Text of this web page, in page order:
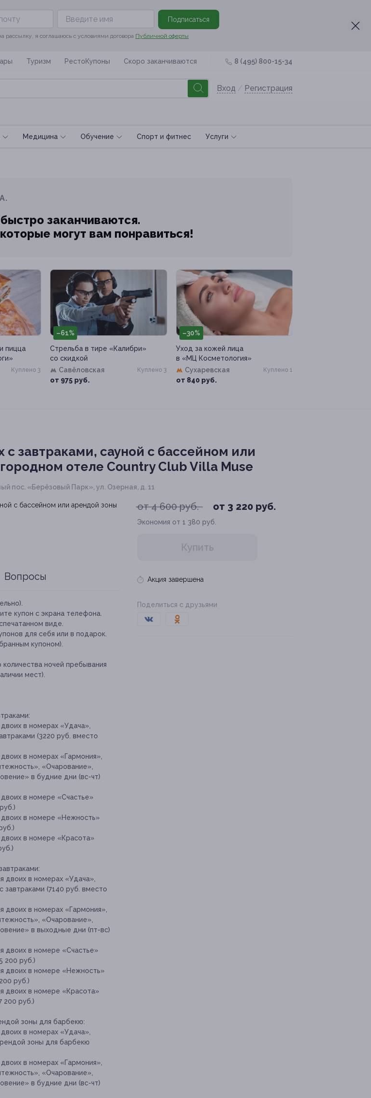
Подписаться
рассылку, я соглашаюсь с условиями договора Публичной оферты
Туризм РестоКупоны Скоро заканчиваются 8 (495) 800-15-34
Вход / Регистрация
Медицина Обучение Спoрт и фитнес Услуги
заканчиваются.
могут вам понравиться!
пицца
Куплено 3
–61%
Стрельба в тире «Калибри»
со скидкой
Савёловская
от 975 руб.
Куплено 3
–30%
Уход за кожей лица
в «МЦ Косметология»
Сухаревская
от 840 руб.
Куплено 1
с завтраками, сауной с бассейном или
отеле Country Сlub Villa Muse
пос. «Берёзовый Парк», ул. Озерная, д. 11
от 4 600 руб. от 3 220 руб.
Экономия от 1 380 руб.
Купить
Акция завершена
Поделиться с друзьями
Вопросы
купон с экрана телефона.
виде.
для себя или в подарок.
купоном).
ночей пребывания
мест).
в номерах «Удача»,
(3220 руб. вместо
в номерах «Гармония»,
«Очарование»,
в будние дни (вс-чт)
в номере «Счастье»
в номере «Нежность»
в номере «Красота»
двоих в номерах «Удача»,
(7140 руб. вместо
двоих в номерах «Гармония»,
«Очарование»,
в выходные дни (пт-вс)
двоих в номере «Счастье»
200 руб.)
двоих в номере «Нежность»
руб.)
двоих в номере «Красота»
200 руб.)
зоны для барбекю:
в номерах «Удача»,
зоны для барбекю
в номерах «Гармония»,
«Очарование»,
в будние дни (вс-чт)